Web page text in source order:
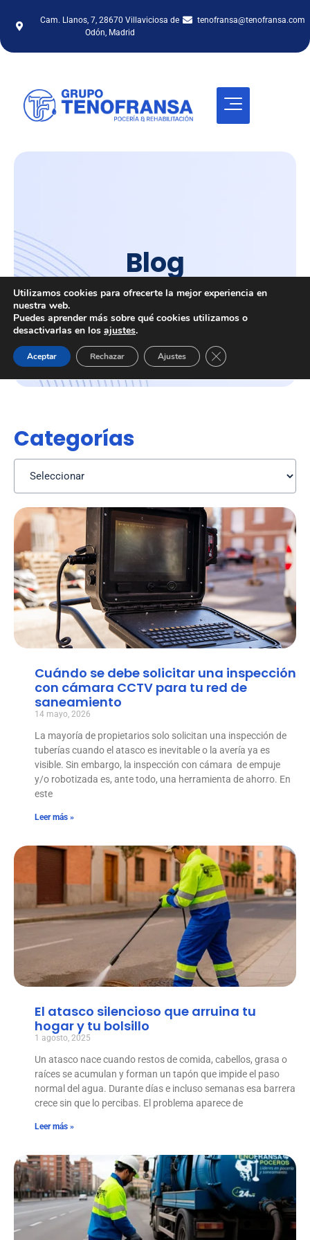
Cam. Llanos, 7, 28670 Villaviciosa de
Odón, Madrid
tenofransa@tenofransa.com
Blog
Inicio/Blog
Cuándo se debe solicitar una inspección
con cámara CCTV para tu red de
saneamiento
14 mayo, 2026
La mayoría de propietarios solo solicitan una inspección de
tuberías cuando el atasco es inevitable o la avería ya es
visible. Sin embargo, la inspección con cámara de empuje
y/o robotizada es, ante todo, una herramienta de ahorro. En
este
Leer más »
El atasco silencioso que arruina tu
hogar y tu bolsillo
1 agosto, 2025
Un atasco nace cuando restos de comida, cabellos, grasa o
raíces se acumulan y forman un tapón que impide el paso
normal del agua. Durante días e incluso semanas esa barrera
crece sin que lo percibas. El problema aparece de
Leer más »
Categorías
Utilizamos cookies para ofrecerte la mejor experiencia en
nuestra web.
Puedes aprender más sobre qué cookies utilizamos o
desactivarlas en los ajustes.
Aceptar Rechazar Ajustes Cerrar el banner de